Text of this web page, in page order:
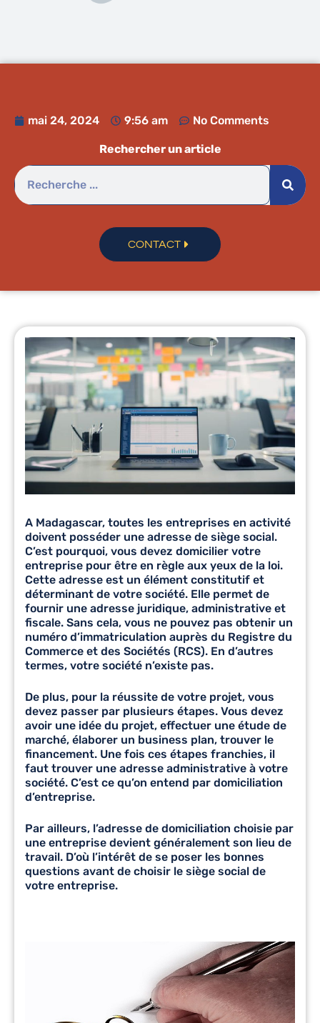
mai 24, 2024 9:56 am No Comments
Rechercher un article
CONTACT
A Madagascar, toutes les entreprises en activité
doivent posséder une adresse de siège social.
C’est pourquoi, vous devez domicilier votre
entreprise pour être en règle aux yeux de la loi.
Cette adresse est un élément constitutif et
déterminant de votre société. Elle permet de
fournir une adresse juridique, administrative et
fiscale. Sans cela, vous ne pouvez pas obtenir un
numéro d’immatriculation auprès du Registre du
Commerce et des Sociétés (RCS). En d’autres
termes, votre société n’existe pas.
De plus, pour la réussite de votre projet, vous
devez passer par plusieurs étapes. Vous devez
avoir une idée du projet, effectuer une étude de
marché, élaborer un business plan, trouver le
financement. Une fois ces étapes franchies, il
faut trouver une adresse administrative à votre
société. C’est ce qu’on entend par domiciliation
d’entreprise.
Par ailleurs, l’adresse de domiciliation choisie par
une entreprise devient généralement son lieu de
travail. D’où l’intérêt de se poser les bonnes
questions avant de choisir le siège social de
votre entreprise.